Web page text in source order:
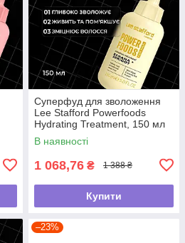
Суперфуд для зволоження
Lee Stafford Powerfoods
Hydrating Treatment, 150 мл
В наявності
1 068,76 ₴ 1 388 ₴
Купити
–23%